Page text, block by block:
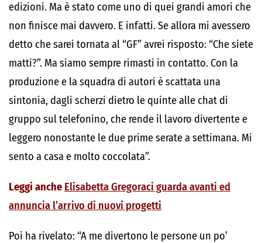
edizioni. Ma è stato come uno di quei grandi amori che
non finisce mai davvero. E infatti. Se allora mi avessero
detto che sarei tornata al “GF” avrei risposto: “Che siete
matti?”. Ma siamo sempre rimasti in contatto. Con la
produzione e la squadra di autori è scattata una
sintonia, dagli scherzi dietro le quinte alle chat di
gruppo sul telefonino, che rende il lavoro divertente e
leggero nonostante le due prime serate a settimana. Mi
sento a casa e molto coccolata”.
Leggi anche Elisabetta Gregoraci guarda avanti ed
annuncia l’arrivo di nuovi progetti
Poi ha rivelato: “A me divertono le persone un po’